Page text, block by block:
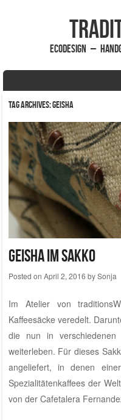
EcoDesign –
Skip to content
Tag Archives:Geisha
Geisha im Sakko
Posted on April 2, 2016 bySonja
Im Atelier von
Kaffeesäcke veredelt.
die nun in verschiedenen
weiterleben. Für dieses
angeliefert, in denen
Spezialitätenkaffees der
von der Cafetalera